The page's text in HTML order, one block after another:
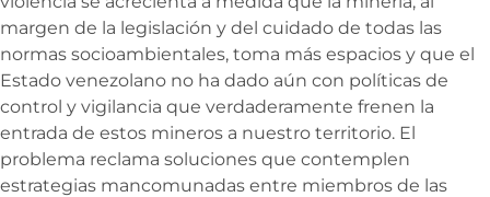
margen de la legislación y del cuidado de todas las
normas socioambientales, toma más espacios y que el
Estado venezolano no ha dado aún con políticas de
control y vigilancia que verdaderamente frenen la
entrada de estos mineros a nuestro territorio. El
problema reclama soluciones que contemplen
estrategias mancomunadas entre miembros de las